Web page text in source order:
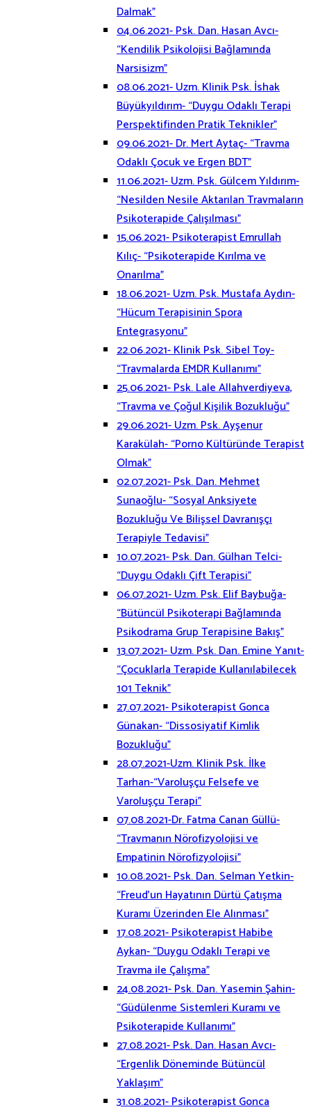
Dalmak”
04.06.2021- Psk. Dan. Hasan Avcı-
“Kendilik Psikolojisi Bağlamında
Narsisizm”
08.06.2021- Uzm. Klinik Psk. İshak
Büyükyıldırım- “Duygu Odaklı Terapi
Perspektifinden Pratik Teknikler”
09.06.2021- Dr. Mert Aytaç- “Travma
Odaklı Çocuk ve Ergen BDT”
11.06.2021- Uzm. Psk. Gülcem Yıldırım-
“Nesilden Nesile Aktarılan Travmaların
Psikoterapide Çalışılması”
15.06.2021- Psikoterapist Emrullah
Kılıç- “Psikoterapide Kırılma ve
Onarılma”
18.06.2021- Uzm. Psk. Mustafa Aydın-
“Hücum Terapisinin Spora
Entegrasyonu”
22.06.2021- Klinik Psk. Sibel Toy-
“Travmalarda EMDR Kullanımı”
25.06.2021- Psk. Lale Allahverdiyeva,
“Travma ve Çoğul Kişilik Bozukluğu”
29.06.2021- Uzm. Psk. Ayşenur
Karakülah- “Porno Kültüründe Terapist
Olmak”
02.07.2021- Psk. Dan. Mehmet
Sunaoğlu- “Sosyal Anksiyete
Bozukluğu Ve Bilişsel Davranışçı
Terapiyle Tedavisi”
10.07.2021- Psk. Dan. Gülhan Telci-
“Duygu Odaklı Çift Terapisi”
06.07.2021- Uzm. Psk. Elif Baybuğa-
“Bütüncül Psikoterapi Bağlamında
Psikodrama Grup Terapisine Bakış”
13.07.2021- Uzm. Psk. Dan. Emine Yanıt-
“Çocuklarla Terapide Kullanılabilecek
101 Teknik”
27.07.2021- Psikoterapist Gonca
Günakan- “Dissosiyatif Kimlik
Bozukluğu”
28.07.2021-Uzm. Klinik Psk. İlke
Tarhan-“Varoluşçu Felsefe ve
Varoluşçu Terapi”
07.08.2021-Dr. Fatma Canan Güllü-
“Travmanın Nörofizyolojisi ve
Empatinin Nörofizyolojisi”
10.08.2021- Psk. Dan. Selman Yetkin-
“Freud’un Hayatının Dürtü Çatışma
Kuramı Üzerinden Ele Alınması”
17.08.2021- Psikoterapist Habibe
Aykan- “Duygu Odaklı Terapi ve
Travma ile Çalışma”
24.08.2021- Psk. Dan. Yasemin Şahin-
“Güdülenme Sistemleri Kuramı ve
Psikoterapide Kullanımı”
27.08.2021- Psk. Dan. Hasan Avcı-
“Ergenlik Döneminde Bütüncül
Yaklaşım”
31.08.2021- Psikoterapist Gonca